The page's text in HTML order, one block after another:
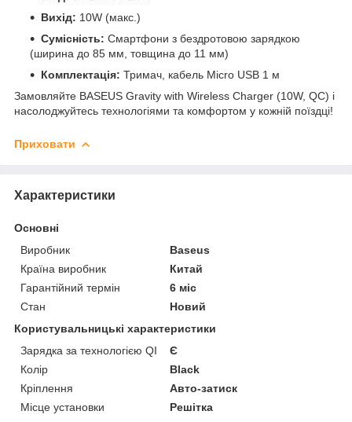
Вихід: 10W (макс.)
Сумісність: Смартфони з бездротовою зарядкою
(ширина до 85 мм, товщина до 11 мм)
Комплектація: Тримач, кабель Micro USB 1 м
Замовляйте BASEUS Gravity with Wireless Charger (10W, QC) і
насолоджуйтесь технологіями та комфортом у кожній поїздці!
Приховати
Характеристики
Основні
Виробник
Baseus
Країна виробник
Китай
Гарантійний термін
6 міс
Стан
Новий
Користувальницькі характеристики
Зарядка за технологією QI
Є
Колір
Black
Кріплення
Авто-затиск
Місце установки
Решітка